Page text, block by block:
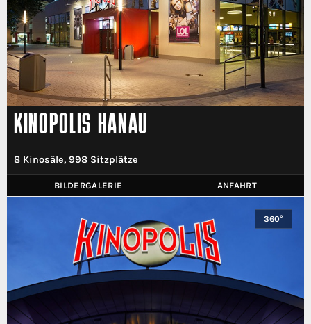
KINOPOLIS HANAU
8 Kinosäle, 998 Sitzplätze
BILDERGALERIE ANFAHRT
360°